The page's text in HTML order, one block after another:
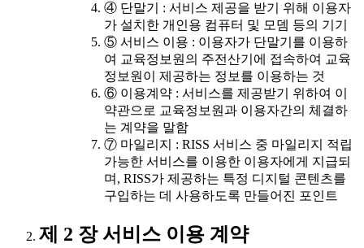
④ 단말기 : 서비스 제공을 받기 위해 이용자
가 설치한 개인용 컴퓨터 및 모뎀 등의 기기
⑤ 서비스 이용 : 이용자가 단말기를 이용하
여 교육정보원의 주전산기에 접속하여 교육
정보원이 제공하는 정보를 이용하는 것
⑥ 이용계약 : 서비스를 제공받기 위하여 이
약관으로 교육정보원과 이용자간의 체결하
는 계약을 말함
⑦ 마일리지 : RISS 서비스 중 마일리지 적립
가능한 서비스를 이용한 이용자에게 지급되
며, RISS가 제공하는 특정 디지털 콘텐츠를
구입하는 데 사용하도록 만들어진 포인트
제 2 장 서비스 이용 계약